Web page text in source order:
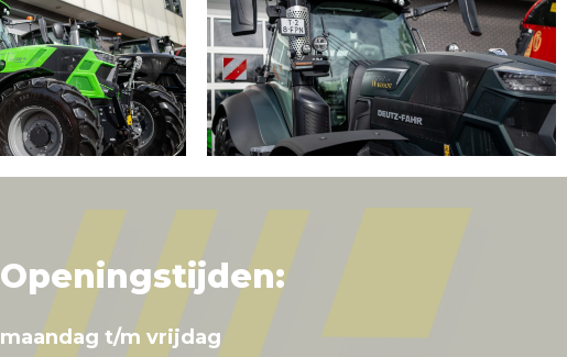
Openingstijden:
maandag t/m vrijdag